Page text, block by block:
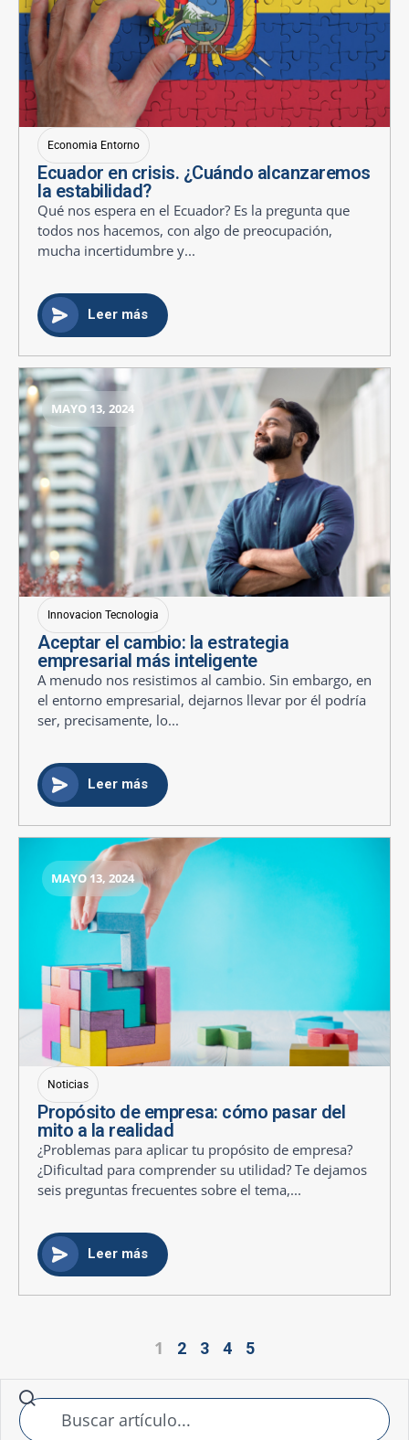
Economia Entorno
Ecuador en crisis. ¿Cuándo alcanzaremos
la estabilidad?
Qué nos espera en el Ecuador? Es la pregunta que
todos nos hacemos, con algo de preocupación,
mucha incertidumbre y...
Leer más
MAYO 13, 2024
Innovacion Tecnologia
Aceptar el cambio: la estrategia
empresarial más inteligente
A menudo nos resistimos al cambio. Sin embargo, en
el entorno empresarial, dejarnos llevar por él podría
ser, precisamente, lo...
Leer más
MAYO 13, 2024
Noticias
Propósito de empresa: cómo pasar del
mito a la realidad
¿Problemas para aplicar tu propósito de empresa?
¿Dificultad para comprender su utilidad? Te dejamos
seis preguntas frecuentes sobre el tema,...
Leer más
1 2 3 4 5